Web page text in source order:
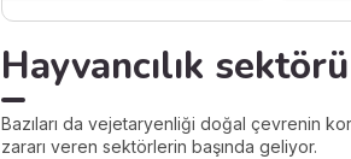
Hayvancılık
Bazıları da vejetaryenliği doğal çevrenin
zararı veren sektörlerin başında geliyor.